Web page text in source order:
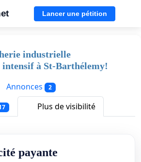
Lancer une pétition
industrielle
intensif à St-Barthélemy!
Annonces 2
Plus de visibilité
payante